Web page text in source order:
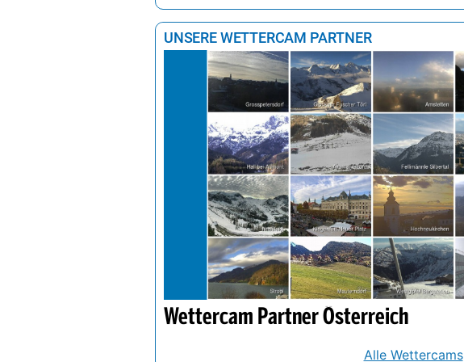
UNSERE WETTERCAM PARTNER
Wettercam Partner Österreich
Alle Wettercams